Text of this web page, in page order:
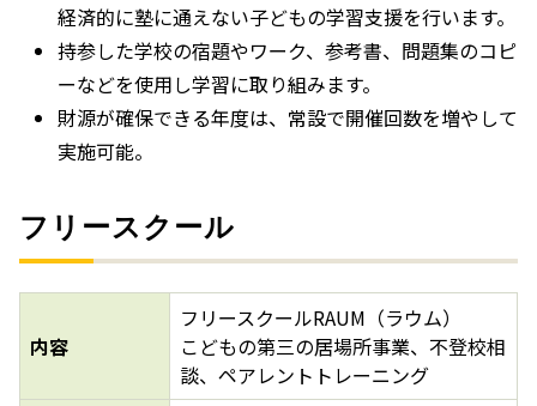
経済的に塾に通えない子どもの学習支援を行います。
持参した学校の宿題やワーク、参考書、問題集のコピ
ーなどを使用し学習に取り組みます。
財源が確保できる年度は、常設で開催回数を増やして
実施可能。
フリースクール
内容
フリースクールRAUM（ラウム）
こどもの第三の居場所事業、不登校相
談、ペアレントトレーニング